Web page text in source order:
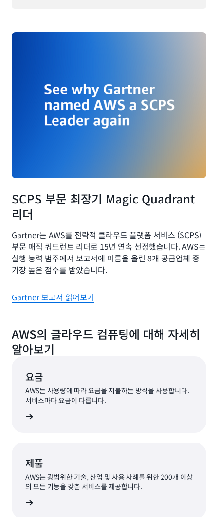
SCPS 부문 최장기 Magic Quadrant
리더
Gartner는 AWS를 전략적 클라우드 플랫폼 서비스 (SCPS)
부문 매직 쿼드런트 리더로 15년 연속 선정했습니다. AWS는
실행 능력 범주에서 보고서에 이름을 올린 8개 공급업체 중
가장 높은 점수를 받았습니다.
Gartner 보고서 읽어보기
AWS의 클라우드 컴퓨팅에 대해 자세히
알아보기
요금
AWS는 사용량에 따라 요금을 지불하는 방식을 사용합니다.
서비스마다 요금이 다릅니다.
제품
AWS는 광범위한 기술, 산업 및 사용 사례를 위한 200개 이상
의 모든 기능을 갖춘 서비스를 제공합니다.